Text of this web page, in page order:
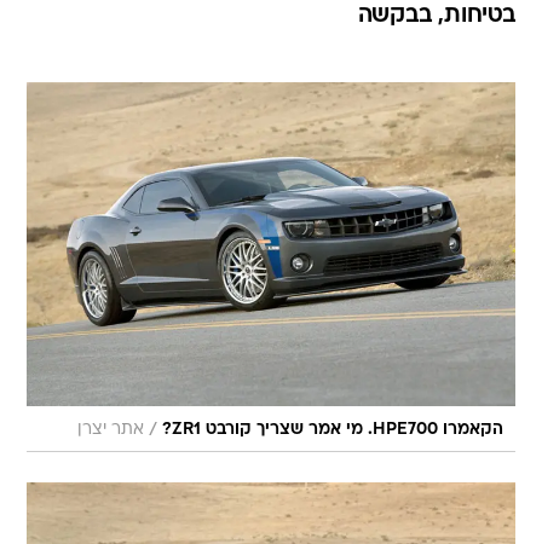
בטיחות, בבקשה
הקאמרו HPE700. מי אמר שצריך קורבט ZR1? / אתר יצרן